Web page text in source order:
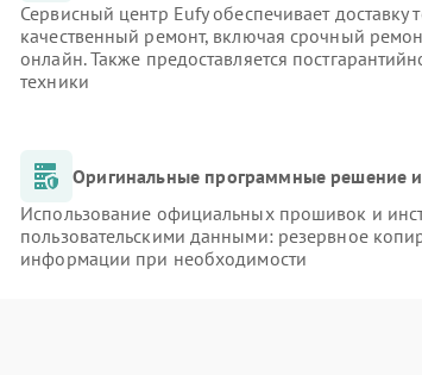
Сервисный центр Eufy обеспечивает
качественный ремонт, включая срочный
онлайн. Также предоставляется
техники
Оригинальные программные решение
Использование официальных прошивок и
пользовательскими данными: резервное
информации при необходимости